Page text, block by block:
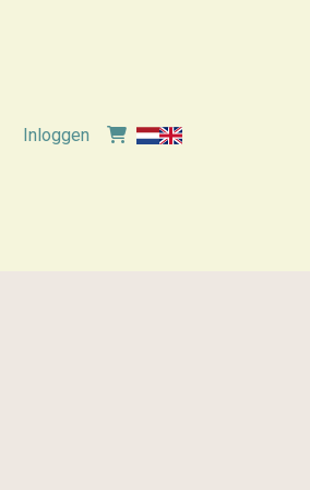
Inloggen